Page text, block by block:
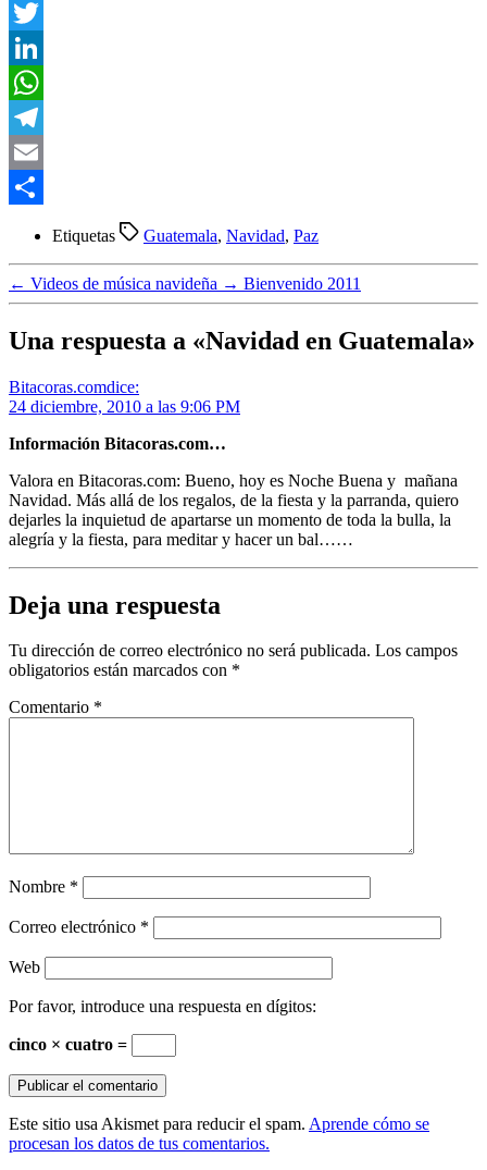
Facebook
Twitter
LinkedIn
WhatsApp
Telegram
Email
Etiquetas Guatemala, Navidad, Paz
← Videos de música navideña → Bienvenido 2011
Una respuesta a «Navidad en Guatemala»
Bitacoras.comdice:
24 diciembre, 2010 a las 9:06 PM
Información Bitacoras.com…
Valora en Bitacoras.com: Bueno, hoy es Noche Buena y mañana
Navidad. Más allá de los regalos, de la fiesta y la parranda, quiero
dejarles la inquietud de apartarse un momento de toda la bulla, la
alegría y la fiesta, para meditar y hacer un bal……
Deja una respuesta
Tu dirección de correo electrónico no será publicada. Los campos
obligatorios están marcados con *
Comentario *
Nombre *
Correo electrónico *
Web
Por favor, introduce una respuesta en dígitos:
cinco × cuatro =
Este sitio usa Akismet para reducir el spam. Aprende cómo se
procesan los datos de tus comentarios.